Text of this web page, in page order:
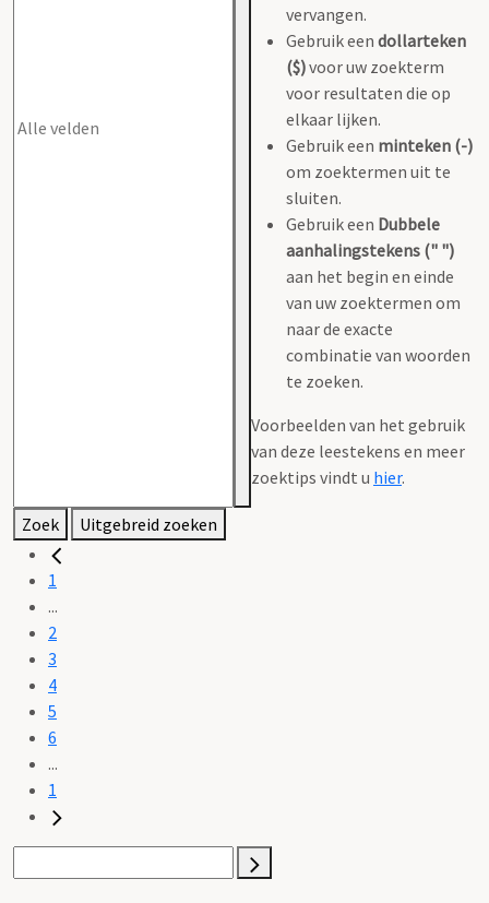
vervangen.
Gebruik een dollarteken
($)voor uw zoekterm
voor resultaten die op
elkaar lijken.
Gebruik een minteken (-)
om zoektermen uit te
sluiten.
Gebruik een Dubbele
aanhalingstekens (" ")
aan het begin en einde
van uw zoektermen om
naar de exacte
combinatie van woorden
te zoeken.
Voorbeelden van het gebruik
van deze leestekens en meer
zoektips vindt u hier.
Zoek Uitgebreid zoeken
1
...
2
3
4
5
6
...
1